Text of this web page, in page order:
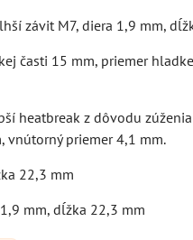
závit M7, diera 1,9 mm,
časti 15 mm, priemer
heatbreak z dôvodu
vnútorný priemer 4,1 mm.
22,3 mm
mm, dĺžka 22,3 mm